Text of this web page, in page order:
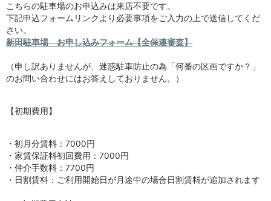
こちらの駐車場のお申込みは来店不要です。
下記申込フォームリンクより必要事項をご入力の上で送信してくだ
さい。
新田駐車場 お申し込みフォーム【全保連審査】
（申し訳ありませんが、迷惑駐車防止の為「何番の区画ですか？」
のお問い合わせにはお答えしておりません。）
【初期費用】
・初月分賃料：7000円
・家賃保証料初回費用：7000円
・仲介手数料：7700円
・日割賃料：ご利用開始日が月途中の場合日割賃料が追加されます